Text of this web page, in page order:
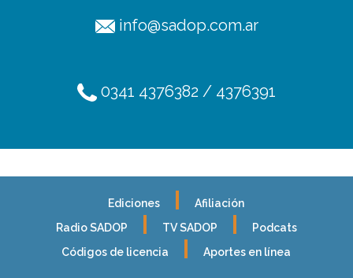
Ediciones
Afiliación
Radio SADOP
TV SADOP
Podcats
Códigos de licencia
Aportes en línea
info@sadop.com.ar
0341 4376382 / 4376391